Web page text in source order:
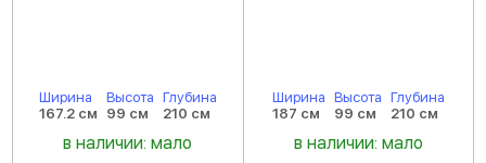
Ширина
167.2 см
Высота
99 см
Глубина
210 см
в наличии: мало
Ширина
187 см
Высота
99 см
Глубина
210 см
в наличии: мало